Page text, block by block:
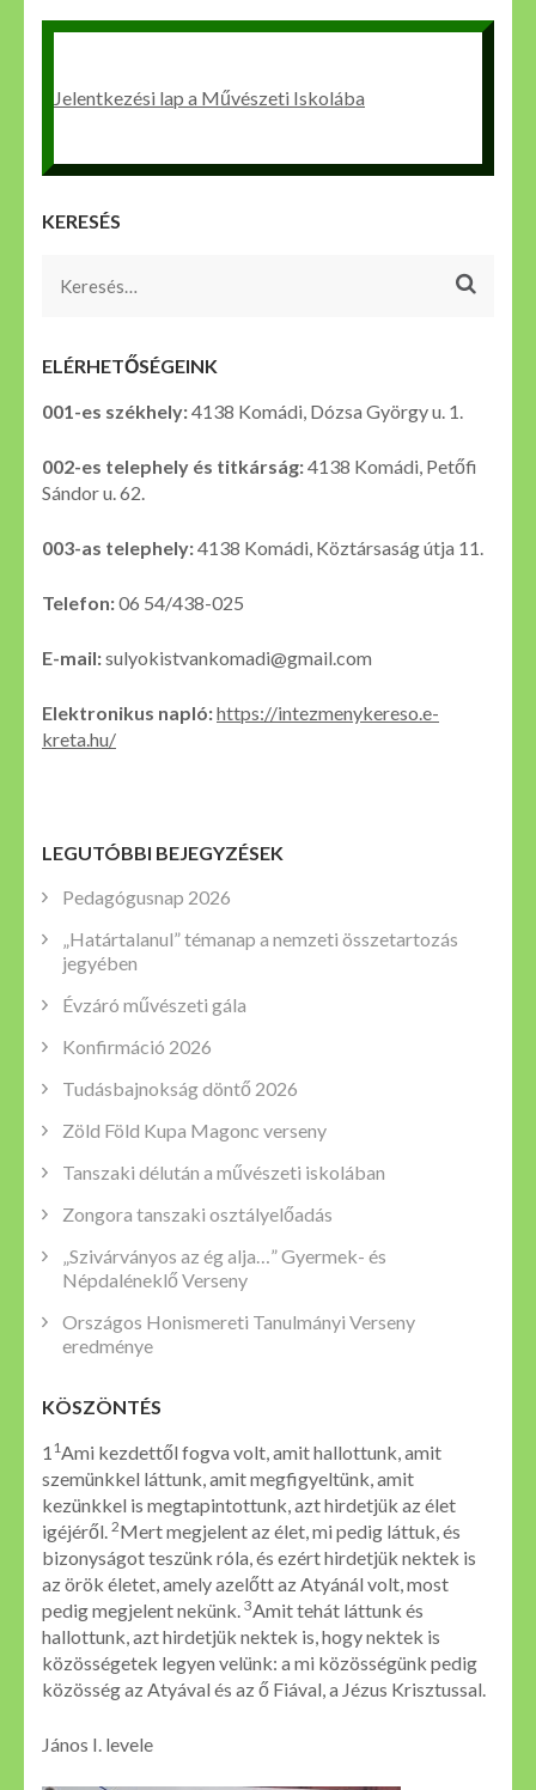
Jelentkezési lap a Művészeti Iskolába
KERESÉS
Keresés:
ELÉRHETŐSÉGEINK
001-es székhely:4138 Komádi, Dózsa György u. 1.
002-es telephely és titkárság:4138 Komádi, Petőfi
Sándor u. 62.
003-as telephely:4138 Komádi, Köztársaság útja 11.
Telefon:06 54/438-025
E-mail:sulyokistvankomadi@gmail.com
Elektronikus napló:https://intezmenykereso.e-
kreta.hu/
LEGUTÓBBI BEJEGYZÉSEK
Pedagógusnap 2026
„Határtalanul” témanap a nemzeti összetartozás
jegyében
Évzáró művészeti gála
Konfirmáció 2026
Tudásbajnokság döntő 2026
Zöld Föld Kupa Magonc verseny
Tanszaki délután a művészeti iskolában
Zongora tanszaki osztályelőadás
„Szivárványos az ég alja…” Gyermek- és
Népdaléneklő Verseny
Országos Honismereti Tanulmányi Verseny
eredménye
KÖSZÖNTÉS
1 1Ami kezdettől fogva volt, amit hallottunk, amit
szemünkkel láttunk, amit megfigyeltünk, amit
kezünkkel is megtapintottunk, azt hirdetjük az élet
igéjéről. 2Mert megjelent az élet, mi pedig láttuk, és
bizonyságot teszünk róla, és ezért hirdetjük nektek is
az örök életet, amely azelőtt az Atyánál volt, most
pedig megjelent nekünk. 3Amit tehát láttunk és
hallottunk, azt hirdetjük nektek is, hogy nektek is
közösségetek legyen velünk: a mi közösségünk pedig
közösség az Atyával és az ő Fiával, a Jézus Krisztussal.
János I. levele